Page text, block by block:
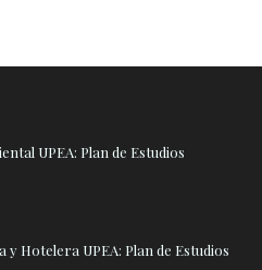
UPEA: Plan de Estudios
y Hotelera UPEA: Plan de Estudios